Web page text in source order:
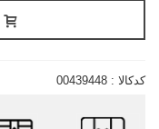
کدکالا : 00439448